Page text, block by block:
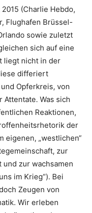
(Charlie Hebdo,
Flughafen Brüssel-
sowie zuletzt
sich auf eine
liegt nicht in der
differiert
Opferkreis, von
Was sich
Reaktionen,
der
eigenen, „westlichen“
zur
zur wachsamen
im Krieg“). Bei
Zeugen von
Wir erleben